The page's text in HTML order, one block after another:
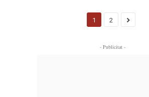
1 2
- Publicitat -